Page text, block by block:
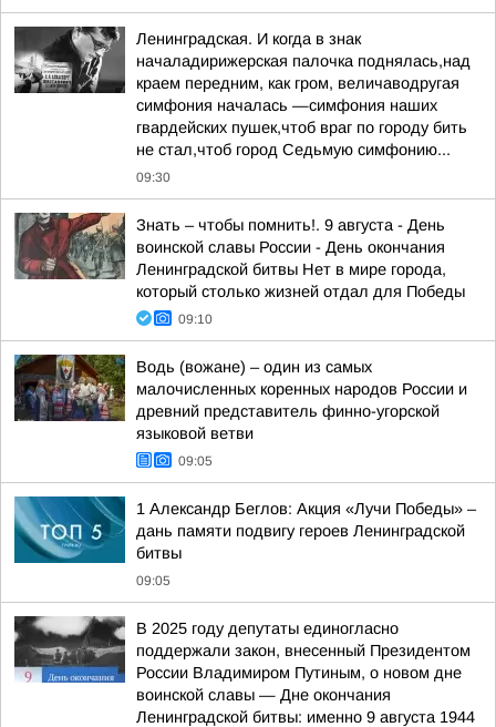
Ленинградская. И когда в знак
началадирижерская палочка поднялась,над
краем передним, как гром, величаводругая
симфония началась —симфония наших
гвардейских пушек,чтоб враг по городу бить
не стал,чтоб город Седьмую симфонию...
09:30
Знать – чтобы помнить!. 9 августа - День
воинской славы России - День окончания
Ленинградской битвы Нет в мире города,
который столько жизней отдал для Победы
09:10
Водь (вожане) – один из самых
малочисленных коренных народов России и
древний представитель финно-угорской
языковой ветви
09:05
1 Александр Беглов: Акция «Лучи Победы» –
дань памяти подвигу героев Ленинградской
битвы
09:05
В 2025 году депутаты единогласно
поддержали закон, внесенный Президентом
России Владимиром Путиным, о новом дне
воинской славы — Дне окончания
Ленинградской битвы: именно 9 августа 1944